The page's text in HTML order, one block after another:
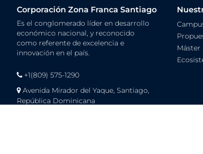
Corporación Zona Franca Santiago
Es el conglomerado líder en desarrollo
económico nacional, y reconocido
como referente de excelencia e
innovación en el país.
+1(809) 575-1290
Avenida Mirador del Yaque, Santiago,
República Dominicana
Máster